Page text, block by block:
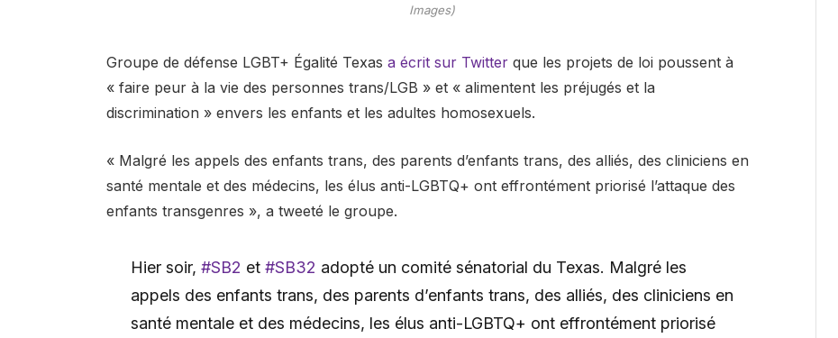
Images)
Groupe de défense LGBT+ Égalité Texas a écrit sur Twitterque les projets de loi poussent à
« faire peur à la vie des personnes trans/LGB » et « alimentent les préjugés et la
discrimination » envers les enfants et les adultes homosexuels.
« Malgré les appels des enfants trans, des parents d’enfants trans, des alliés, des cliniciens en
santé mentale et des médecins, les élus anti-LGBTQ+ ont effrontément priorisé l’attaque des
enfants transgenres », a tweeté le groupe.
Hier soir, #SB2 et #SB32 adopté un comité sénatorial du Texas. Malgré les
appels des enfants trans, des parents d’enfants trans, des alliés, des cliniciens en
santé mentale et des médecins, les élus anti-LGBTQ+ ont effrontément priorisé